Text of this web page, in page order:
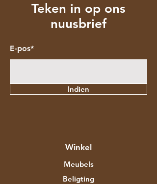
Teken in op ons
nuusbrief
E-pos*
Indien
Winkel
Meubels
Beligting